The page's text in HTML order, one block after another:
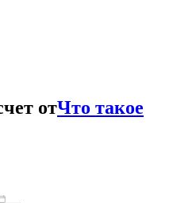
отЧто такое